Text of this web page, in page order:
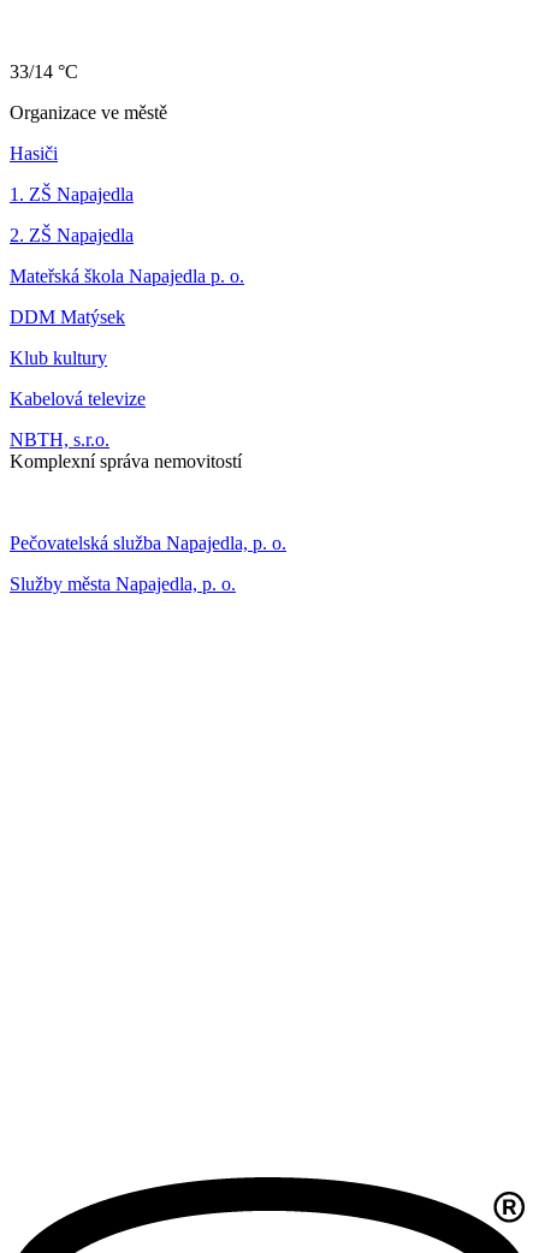
33/14 °C
Organizace ve městě
Hasiči
1. ZŠ Napajedla
2. ZŠ Napajedla
Mateřská škola Napajedla p. o.
DDM Matýsek
Klub kultury
Kabelová televize
NBTH, s.r.o.
Komplexní správa nemovitostí
Pečovatelská služba Napajedla, p. o.
Služby města Napajedla, p. o.